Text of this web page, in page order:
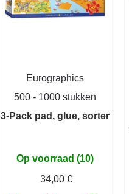
Eurographics
500 - 1000 stukken
3-Pack pad, glue, sorter
Op voorraad (10)
34,00 €